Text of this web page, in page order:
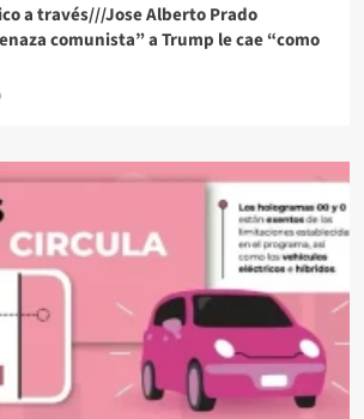
a través///Jose Alberto Prado
comunista” a Trump le cae “como